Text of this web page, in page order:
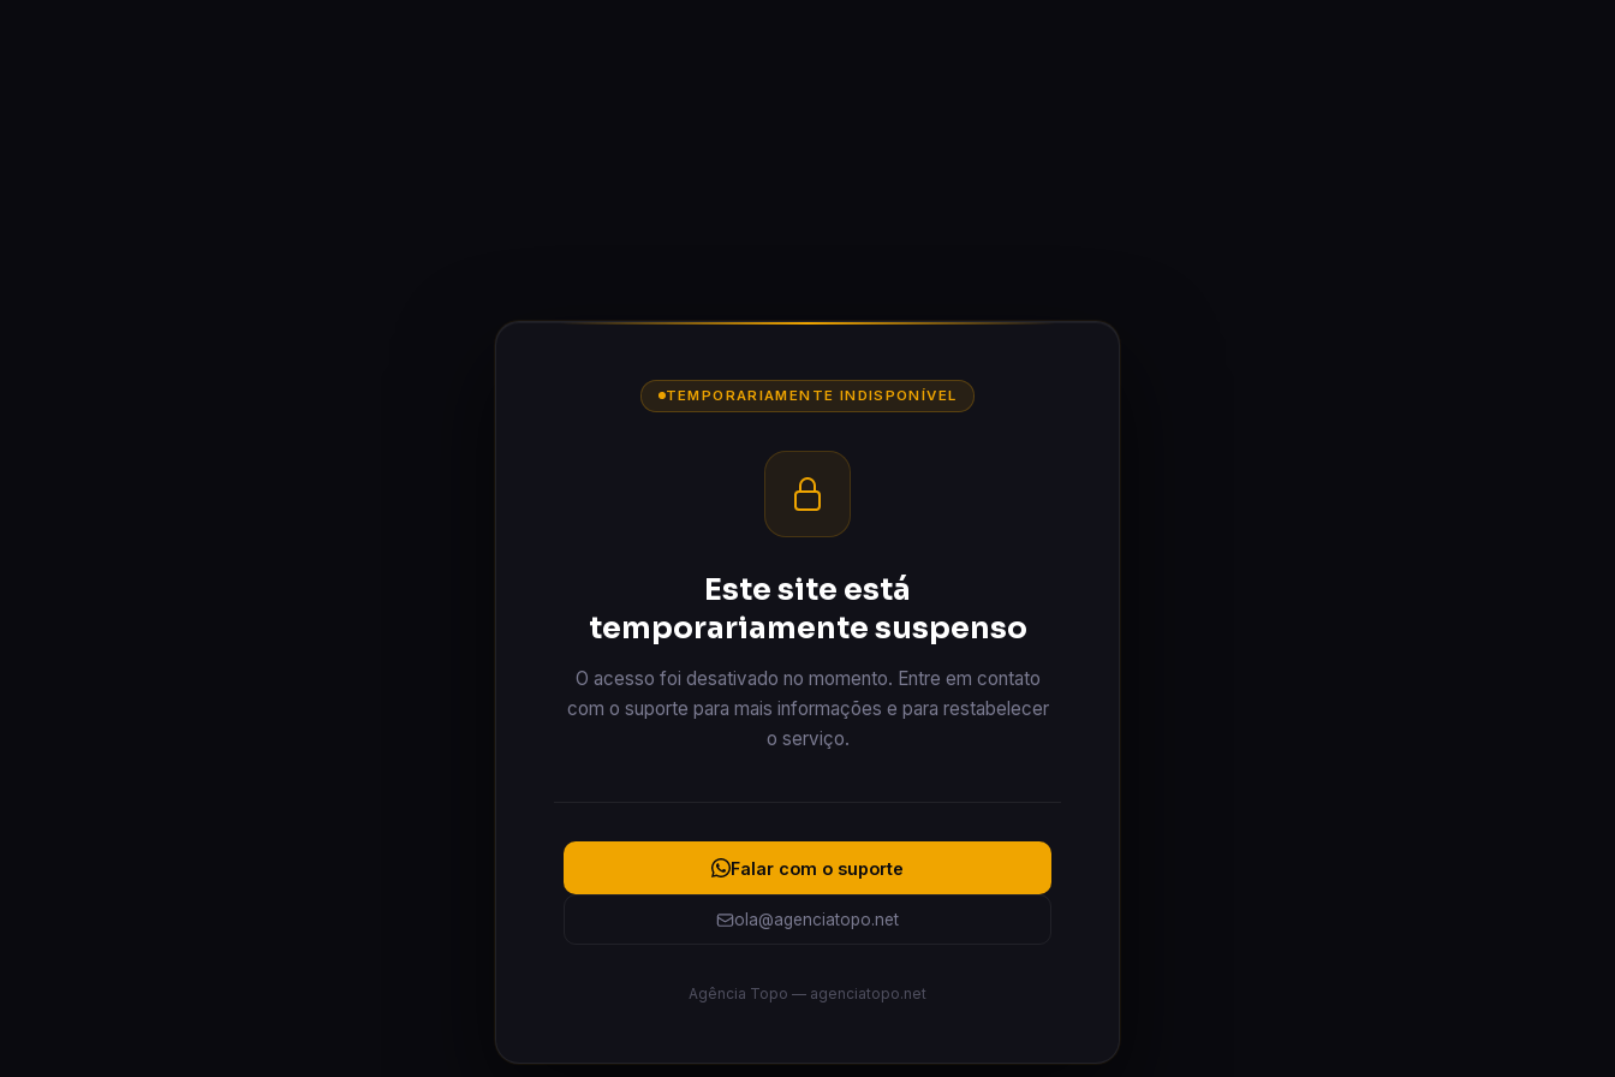
TEMPORARIAMENTE INDISPONÍVEL
Este site está
temporariamente suspenso
O acesso foi desativado no momento. Entre em contato
com o suporte para mais informações e para restabelecer
o serviço.
Falar com o suporte
ola@agenciatopo.net
Agência Topo — agenciatopo.net